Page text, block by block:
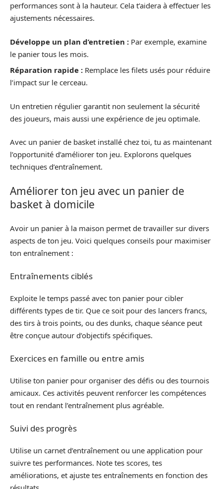
performances sont à la hauteur. Cela t’aidera à effectuer les
ajustements nécessaires.
Développe un plan d’entretien : Par exemple, examine
le panier tous les mois.
Réparation rapide : Remplace les filets usés pour réduire
l’impact sur le cerceau.
Un entretien régulier garantit non seulement la sécurité
des joueurs, mais aussi une expérience de jeu optimale.
Avec un panier de basket installé chez toi, tu as maintenant
l’opportunité d’améliorer ton jeu. Explorons quelques
techniques d’entraînement.
Améliorer ton jeu avec un panier de
basket à domicile
Avoir un panier à la maison permet de travailler sur divers
aspects de ton jeu. Voici quelques conseils pour maximiser
ton entraînement :
Entraînements ciblés
Exploite le temps passé avec ton panier pour cibler
différents types de tir. Que ce soit pour des lancers francs,
des tirs à trois points, ou des dunks, chaque séance peut
être conçue autour d’objectifs spécifiques.
Exercices en famille ou entre amis
Utilise ton panier pour organiser des défis ou des tournois
amicaux. Ces activités peuvent renforcer les compétences
tout en rendant l’entraînement plus agréable.
Suivi des progrès
Utilise un carnet d’entraînement ou une application pour
suivre tes performances. Note tes scores, tes
améliorations, et ajuste tes entraînements en fonction des